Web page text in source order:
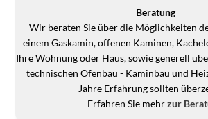
Beratung
Wir beraten Sie über die Möglichkeiten
einem Gaskamin, offenen Kaminen,
Ihre Wohnung oder Haus, sowie generell
technischen Ofenbau - Kaminbau und
Jahre Erfahrung sollten
Erfahren Sie mehrzur